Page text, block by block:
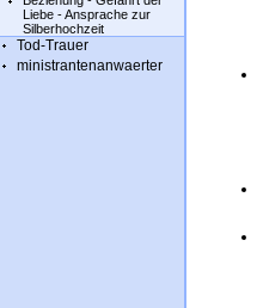
Liebe - Ansprache zur
Silberhochzeit
Tod-Trauer
ministrantenanwaerter